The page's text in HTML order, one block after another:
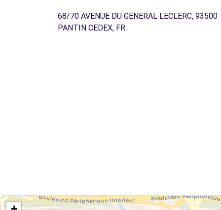
68/70 AVENUE DU GENERAL LECLERC, 93500
PANTIN CEDEX, FR